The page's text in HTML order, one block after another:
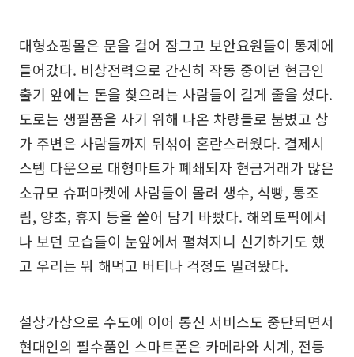
대형쇼핑몰은 문을 걸어 잠그고 보안요원들이 통제에
들어갔다. 비상전력으로 간신히 작동 중이던 현금인
출기 앞에는 돈을 찾으려는 사람들이 길게 줄을 섰다.
도로는 생필품을 사기 위해 나온 차량들로 붐볐고 상
가 주변은 사람들까지 뒤섞여 혼란스러웠다. 결제시
스템 다운으로 대형마트가 폐쇄되자 현금거래가 많은
소규모 슈퍼마켓에 사람들이 몰려 생수, 식빵, 통조
림, 양초, 휴지 등을 쓸어 담기 바빴다. 해외토픽에서
나 보던 모습들이 눈앞에서 펼쳐지니 신기하기도 했
고 우리는 뭐 해먹고 버티나 걱정도 밀려왔다.
설상가상으로 수도에 이어 통신 서비스도 중단되면서
현대인의 필수품인 스마트폰은 카메라와 시계, 전등